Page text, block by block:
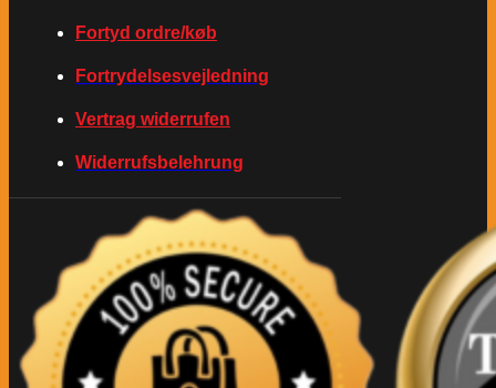
Fortyd ordre/køb
Fortrydelsesvejledning
Vertrag widerrufen
Widerrufsbelehrung